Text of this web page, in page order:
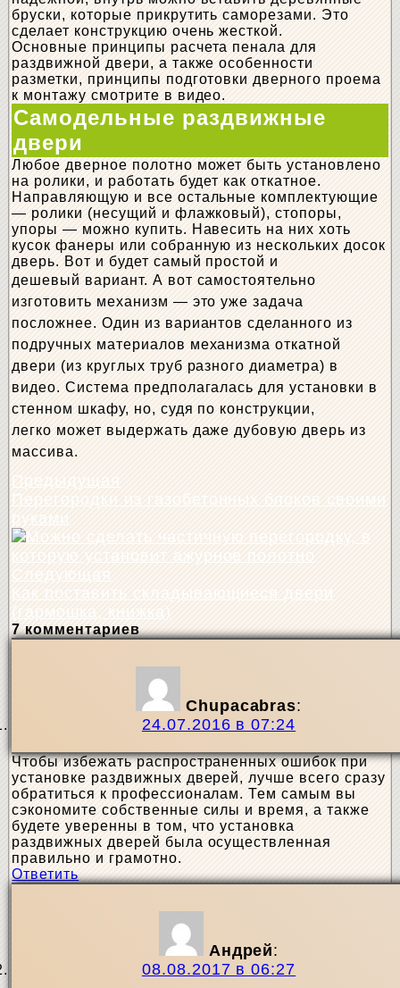
бруски, которые прикрутить саморезами. Это
сделает конструкцию очень жесткой.
Основные принципы расчета пенала для
раздвижной двери, а также особенности
разметки, принципы подготовки дверного проема
к монтажу смотрите в видео.
Самодельные раздвижные
двери
Любое дверное полотно может быть установлено
на ролики, и работать будет как откатное.
Направляющую и все остальные комплектующие
— ролики (несущий и флажковый), стопоры,
упоры — можно купить. Навесить на них хоть
кусок фанеры или собранную из нескольких досок
дверь. Вот и будет самый простой и
дешевый вариант. А вот самостоятельно
изготовить механизм — это уже задача
посложнее. Один из вариантов сделанного из
подручных материалов механизма откатной
двери (из круглых труб разного диаметра) в
видео. Система предполагалась для установки в
стенном шкафу, но, судя по конструкции,
легко может выдержать даже дубовую дверь из
массива.
Предыдущая
Перегородки из газобетонных блоков своими
руками
Следующая
Как поставить складывающиеся двери
(гармошка, книжка)
7 комментариев
Chupacabras:
24.07.2016 в 07:24
Чтобы избежать распространенных ошибок при
установке раздвижных дверей, лучше всего сразу
обратиться к профессионалам. Тем самым вы
сэкономите собственные силы и время, а также
будете уверенны в том, что установка
раздвижных дверей была осуществленная
правильно и грамотно.
Ответить
Андрей:
08.08.2017 в 06:27